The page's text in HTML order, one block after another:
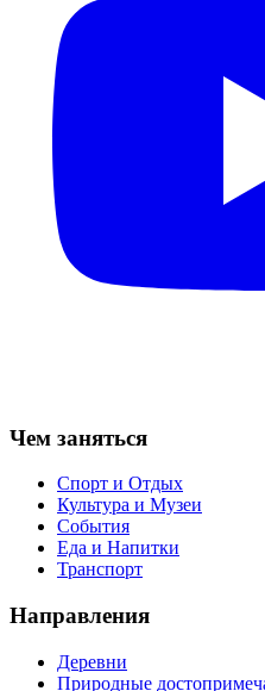
Чем заняться
Спорт и Отдых
Культура и Музеи
События
Еда и Напитки
Транспорт
Направления
Деревни
Природные